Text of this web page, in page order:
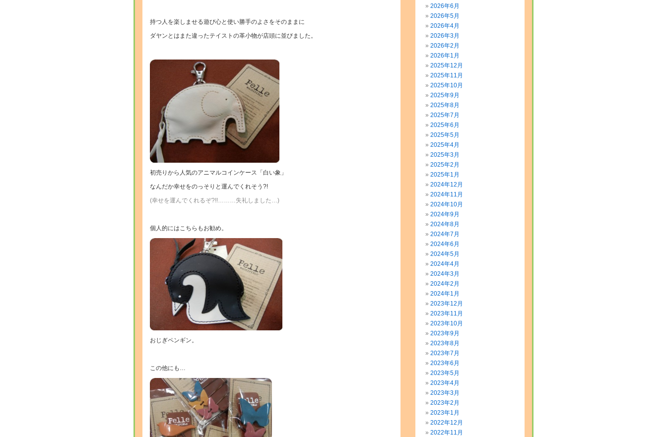
持つ人を楽しませる遊び心と使い勝手のよさをそのままに
ダヤンとはまた違ったテイストの革小物が店頭に並びました。
初売りから人気のアニマルコインケース「白い象」
なんだか幸せをのっそりと運んでくれそう?!
(幸せを運んでくれるぞ?!!………失礼しました…)
個人的にはこちらもお勧め。
おじぎペンギン。
この他にも…
2026年6月
2026年5月
2026年4月
2026年3月
2026年2月
2026年1月
2025年12月
2025年11月
2025年10月
2025年9月
2025年8月
2025年7月
2025年6月
2025年5月
2025年4月
2025年3月
2025年2月
2025年1月
2024年12月
2024年11月
2024年10月
2024年9月
2024年8月
2024年7月
2024年6月
2024年5月
2024年4月
2024年3月
2024年2月
2024年1月
2023年12月
2023年11月
2023年10月
2023年9月
2023年8月
2023年7月
2023年6月
2023年5月
2023年4月
2023年3月
2023年2月
2023年1月
2022年12月
2022年11月